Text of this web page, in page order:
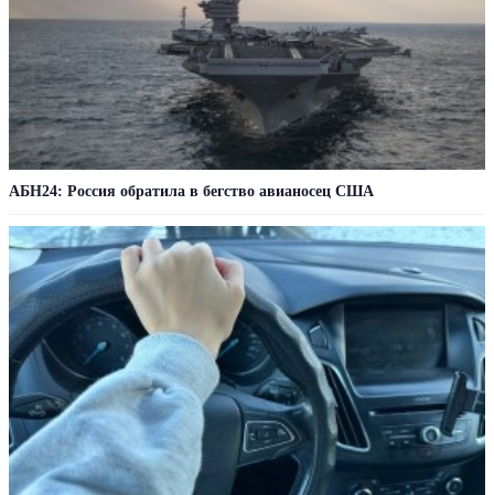
АБН24: Россия обратила в бегство авианосец США